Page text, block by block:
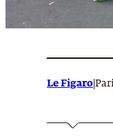
Le Figaro